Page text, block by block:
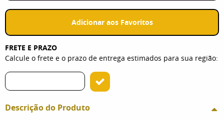
Adicionar aos Favoritos
FRETE E PRAZO
Calcule o frete e o prazo de entrega estimados para sua região:
Descrição do Produto